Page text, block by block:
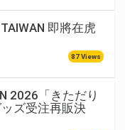
即將在虎
87 Views
2026「きただり
ズ受注再販決